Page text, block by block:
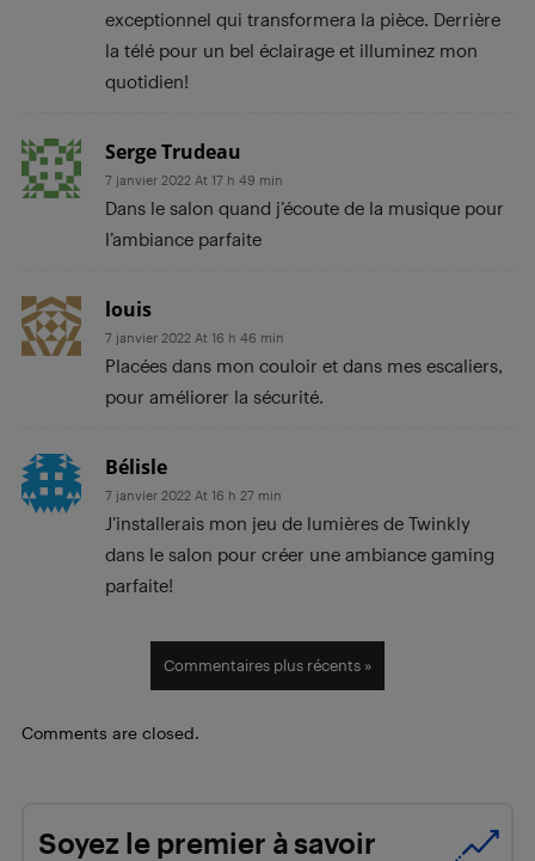
exceptionnel qui transformera la pièce. Derrière
la télé pour un bel éclairage et illuminez mon
quotidien!
Serge Trudeau
7 janvier 2022 At 17 h 49 min
Dans le salon quand j’écoute de la musique pour
l’ambiance parfaite
louis
7 janvier 2022 At 16 h 46 min
Placées dans mon couloir et dans mes escaliers,
pour améliorer la sécurité.
Bélisle
7 janvier 2022 At 16 h 27 min
J’installerais mon jeu de lumières de Twinkly
dans le salon pour créer une ambiance gaming
parfaite!
Commentaires plus récents »
Comments are closed.
Soyez le premier à savoir